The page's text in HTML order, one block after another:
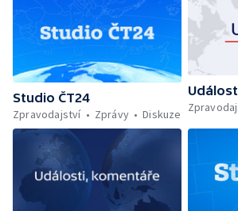
Studio ČT24
Zpravodajství
Zprávy Diskuze